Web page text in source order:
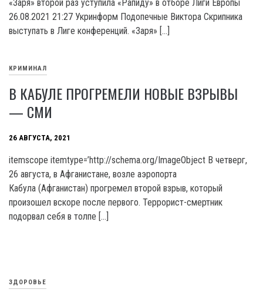
«Заря» второй раз уступила «Рапиду» в отборе Лиги Европы
26.08.2021 21:27 Укринформ Подопечные Виктора Скрипника
выступать в Лиге конференций. «Заря» […]
КРИМИНАЛ
В КАБУЛЕ ПРОГРЕМЕЛИ НОВЫЕ ВЗРЫВЫ
— СМИ
26 АВГУСТА, 2021
itemscope itemtype=’http://schema.org/ImageObject В четверг,
26 августа, в Афганистане, возле аэропорта
Кабула (Афганистан) прогремел второй взрыв, который
произошел вскоре после первого. Террорист-смертник
подорвал себя в толпе […]
ЗДОРОВЬЕ